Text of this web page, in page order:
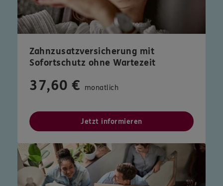
Zahnzusatzversicherung mit
Sofortschutz ohne Wartezeit
37,60 € monatlich
Jetzt informieren